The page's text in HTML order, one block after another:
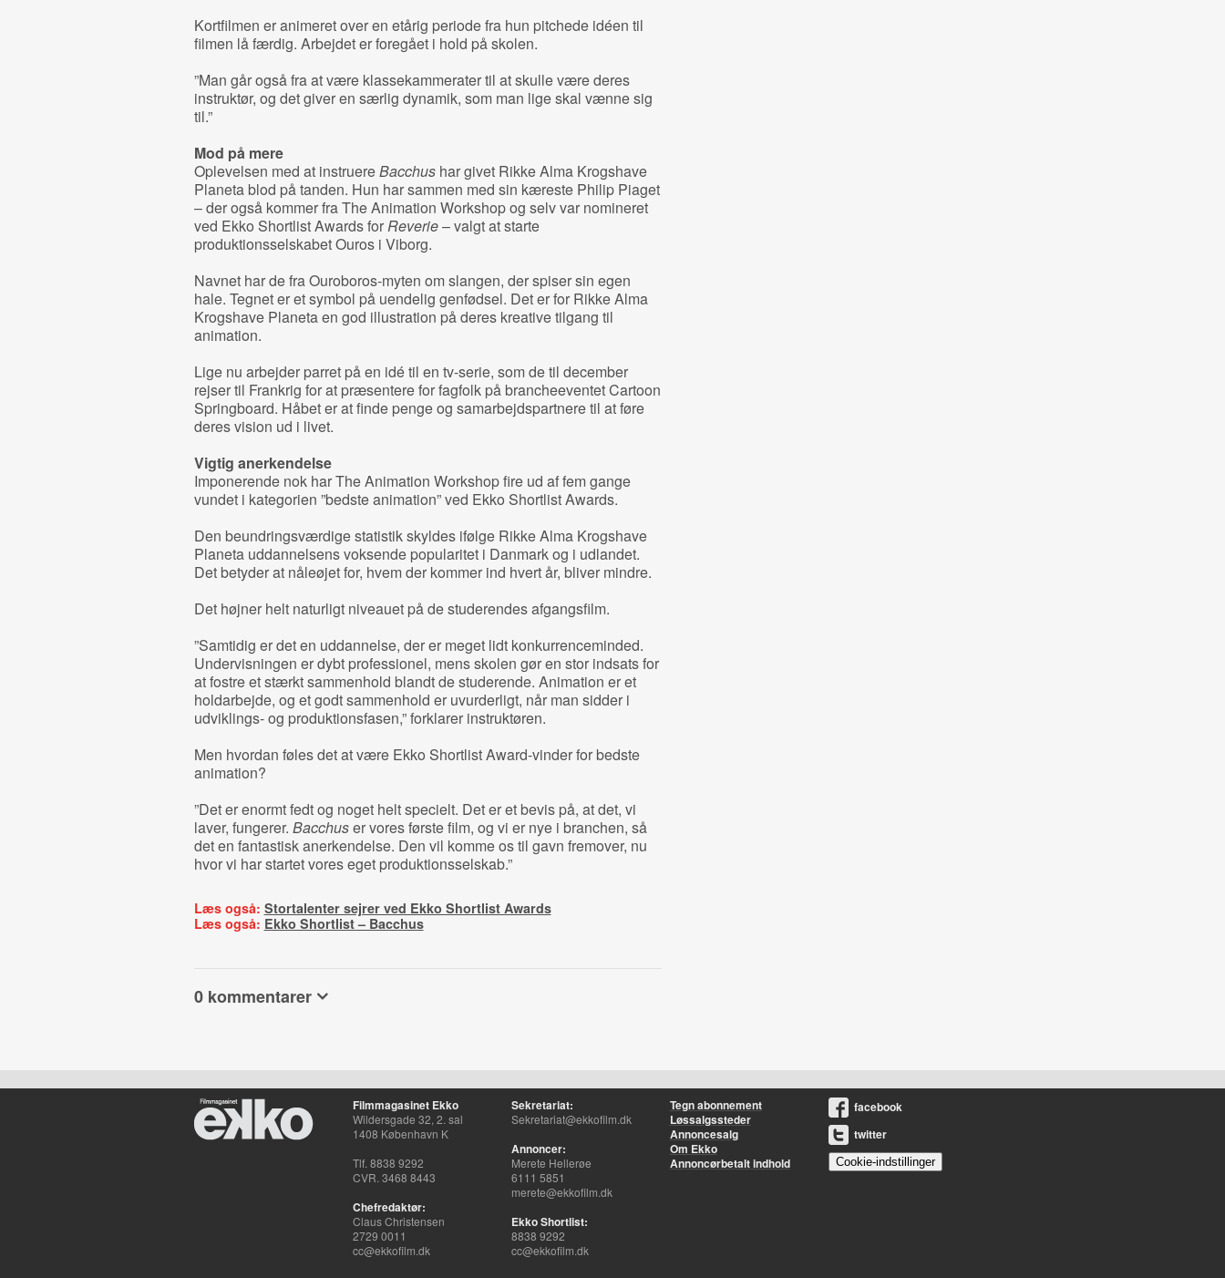
Kortfilmen er animeret over en etårig periode fra hun pitchede idéen til
filmen lå færdig. Arbejdet er foregået i hold på skolen.
”Man går også fra at være klassekammerater til at skulle være deres
instruktør, og det giver en særlig dynamik, som man lige skal vænne sig
til.”
Mod på mere
Oplevelsen med at instruereBacchushar givet Rikke Alma Krogshave
Planeta blod på tanden. Hun har sammen med sin kæreste Philip Piaget
– der også kommer fra The Animation Workshop og selv var nomineret
ved Ekko Shortlist Awards forReverie– valgt at starte
produktionsselskabet Ouros i Viborg.
Navnet har de fra Ouroboros-myten om slangen, der spiser sin egen
hale. Tegnet er et symbol på uendelig genfødsel. Det er for Rikke Alma
Krogshave Planeta en god illustration på deres kreative tilgang til
animation.
Lige nu arbejder parret på en idé til en tv-serie, som de til december
rejser til Frankrig for at præsentere for fagfolk på brancheeventet Cartoon
Springboard. Håbet er at finde penge og samarbejdspartnere til at føre
deres vision ud i livet.
Vigtig anerkendelse
Imponerende nok har The Animation Workshop fire ud af fem gange
vundet i kategorien ”bedste animation” ved Ekko Shortlist Awards.
Den beundringsværdige statistik skyldes ifølge Rikke Alma Krogshave
Planeta uddannelsens voksende popularitet i Danmark og i udlandet.
Det betyder at nåleøjet for, hvem der kommer ind hvert år, bliver mindre.
Det højner helt naturligt niveauet på de studerendes afgangsfilm.
”Samtidig er det en uddannelse, der er meget lidt konkurrenceminded.
Undervisningen er dybt professionel, mens skolen gør en stor indsats for
at fostre et stærkt sammenhold blandt de studerende. Animation er et
holdarbejde, og et godt sammenhold er uvurderligt, når man sidder i
udviklings- og produktionsfasen,” forklarer instruktøren.
Men hvordan føles det at være Ekko Shortlist Award-vinder for bedste
animation?
”Det er enormt fedt og noget helt specielt. Det er et bevis på, at det, vi
laver, fungerer. Bacchuser vores første film, og vi er nye i branchen, så
det en fantastisk anerkendelse. Den vil komme os til gavn fremover, nu
hvor vi har startet vores eget produktionsselskab.”
Læs også: Stortalenter sejrer ved Ekko Shortlist Awards
Læs også: Ekko Shortlist – Bacchus
0 kommentarer
Filmmagasinet Ekko
Wildersgade 32, 2. sal
1408 København K
Tlf. 8838 9292
CVR. 3468 8443
Chefredaktør:
Claus Christensen
2729 0011
cc@ekkofilm.dk
Sekretariat:
Sekretariat@ekkofilm.dk
Annoncer:
Merete Hellerøe
6111 5851
merete@ekkofilm.dk
Ekko Shortlist:
8838 9292
cc@ekkofilm.dk
Tegn abonnement
Løssalgssteder
Annoncesalg
Om Ekko
Annoncørbetalt indhold
facebook
twitter
Cookie-indstillinger